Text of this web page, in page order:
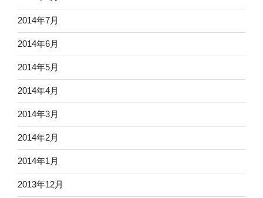
2014年7月
2014年6月
2014年5月
2014年4月
2014年3月
2014年2月
2014年1月
2013年12月